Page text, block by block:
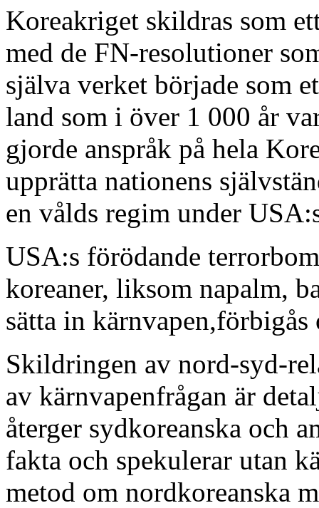
Koreakriget skildras som
med de FN-resolutioner
själva verket började som
land som i över 1 000 år
gjorde anspråk på hela
upprätta nationens
en vålds­ regim under
USA:s förödande
koreaner, liksom napalm,
sätta in kärnvapen,förbigås
Skildringen av nord-syd-
av kärnvapenfrågan är
återger sydkoreanska och
fakta och spekulerar utan
metod om nordkoreanska